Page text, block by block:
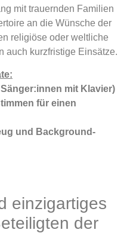
mit trauernden Familien
an die Wünsche der
religiöse oder weltliche
auch kurzfristige Einsätze.
mit Klavier)
für einen
und Background-
einzigartiges
der